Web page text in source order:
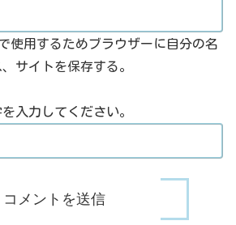
使用するためブラウザーに自分の名
サイトを保存する。
入力してください。